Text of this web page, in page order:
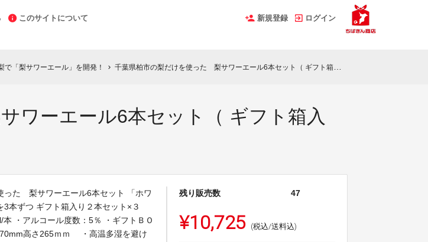
このサイトについて 新規登録 ログイン
で「梨サワーエール」を開発！ chevron_right 千葉県柏市の梨だけを使った 梨サワーエール6本セット（ ギフト箱入り・２本セット×3箱）
ワーエール6本セット（ ギフト箱入
った 梨サワーエール6本セット 「ホワ
3本ずつ ギフト箱入り２本セット×３
・アルコール度数：5％ ・ギフトＢＯ
高さ265ｍｍ ・高温多湿を避け
残り販売数 47
¥10,725 (税込/送料込)